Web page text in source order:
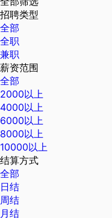
招聘类型
全部
全职
兼职
薪资范围
全部
2000以上
4000以上
6000以上
8000以上
10000以上
结算方式
全部
日结
周结
月结